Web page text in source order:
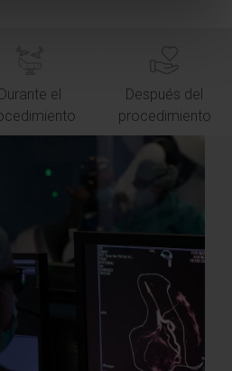
Durante el
Después del
procedimiento